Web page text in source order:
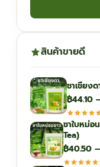
สินค้าขายดี
ชาเชียง
฿44.10
ชาใบหม่
Tea)
฿40.50 –